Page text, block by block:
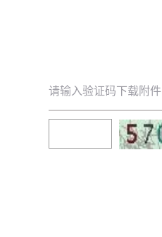
请输入验证码下载附件